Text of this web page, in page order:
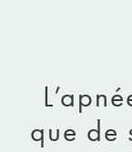
que de